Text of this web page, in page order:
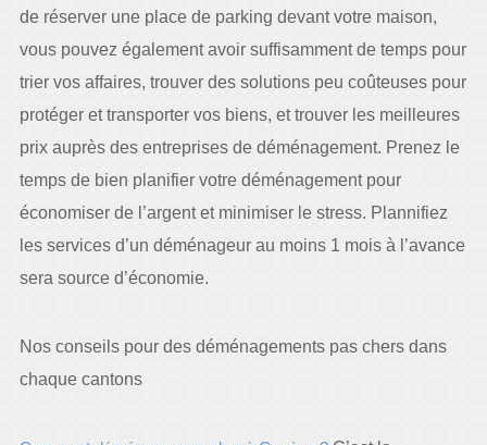
de réserver une place de parking devant votre maison,
vous pouvez également avoir suffisamment de temps pour
trier vos affaires, trouver des solutions peu coûteuses pour
protéger et transporter vos biens, et trouver les meilleures
prix auprès des entreprises de déménagement. Prenez le
temps de bien planifier votre déménagement pour
économiser de l’argent et minimiser le stress. Plannifiez
les services d’un déménageur au moins 1 mois à l’avance
sera source d’économie.
Nos conseils pour des déménagements pas chers dans
chaque cantons